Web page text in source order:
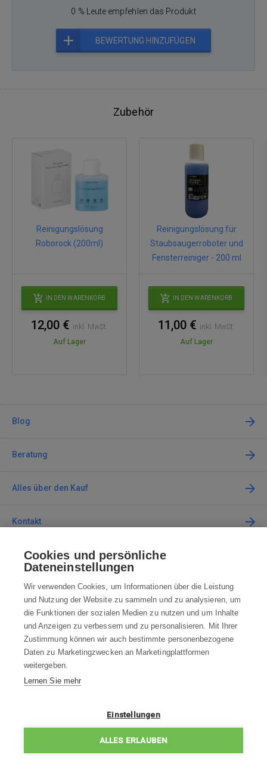
0 % Leute empfehlen das Produkt
BEWERTUNG HINZUFÜGEN
Zubehör
Reinigungslösung
Roborock (200ml)
IN DEN WARENKORB
12,00 € inkl. MwSt.
Auf Lager
Reinigungslösung für
Staubsaugerroboter und
Fensterreiniger - 200 ml
IN DEN WARENKORB
11,00 € inkl. MwSt.
Auf Lager
Blog
Beratung
Alles über den Kauf
Kontakt
Kontaktieren Sie uns
info@robotworld.de
+49 25 197 159 962 Mo-Fr 8:00—16:00 Uhr
ALLE KONTAKTE
WIDERRUFSBELEHRUNG
DATENSCHUTZERKLÄRUNG
Cookies und persönliche
Dateneinstellungen
Wir verwenden Cookies, um Informationen über die Leistung
und Nutzung der Website zu sammeln und zu analysieren, um
die Funktionen der sozialen Medien zu nutzen und um Inhalte
und Anzeigen zu verbessern und zu personalisieren. Mit Ihrer
Zustimmung können wir auch bestimmte personenbezogene
Daten zu Marketingzwecken an Marketingplattformen
weitergeben.
Lernen Sie mehr
Einstellungen
ALLES ERLAUBEN